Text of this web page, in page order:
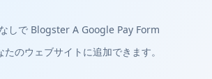
しで Blogster A Google Pay Form
のウェブサイトに追加できます。